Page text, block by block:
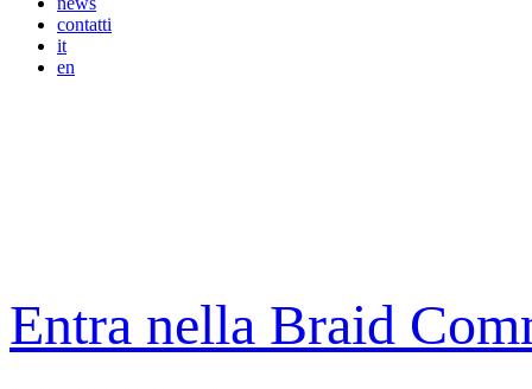
contatti
it
en
Entra nella Braid